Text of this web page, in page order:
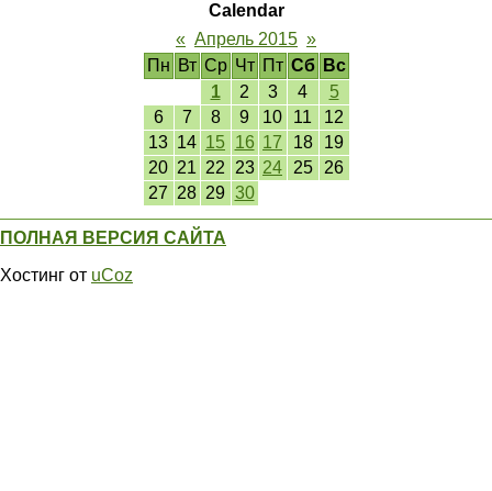
Calendar
« Апрель 2015 »
Пн Вт Ср Чт Пт Сб
Вс
1
2 3 4
5
6
7 8 9 10 11
12
13 14 15 16 17 18
19
20 21 22 23 24 25
26
27 28 29 30
ПОЛНАЯ ВЕРСИЯ САЙТА
Хостинг от uCoz